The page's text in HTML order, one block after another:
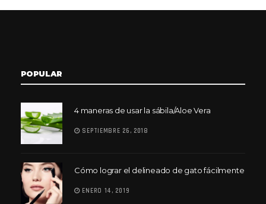
POPULAR
4 maneras de usar la sábila/Aloe Vera
SEPTIEMBRE 26, 2018
Cómo lograr el delineado de gato fácilmente
ENERO 14, 2019